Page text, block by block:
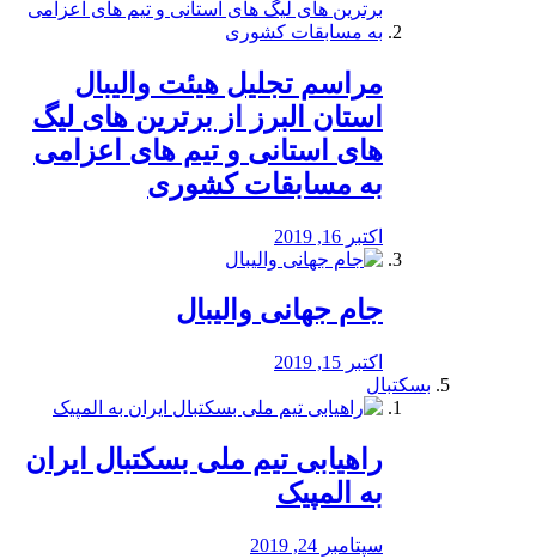
مراسم تجلیل هیئت والیبال
استان البرز از برترین های لیگ
های استانی و تیم های اعزامی
به مسابقات کشوری
اکتبر 16, 2019
جام جهانی والیبال
اکتبر 15, 2019
بسکتبال
راهیابی تیم ملی بسکتبال ایران
به المپیک
سپتامبر 24, 2019